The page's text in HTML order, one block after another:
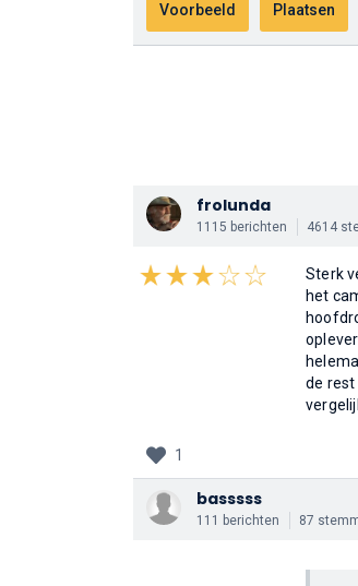
frolunda
1115 berichten 4614
Sterk
het
de rest
1
basssss
111 berichten 87